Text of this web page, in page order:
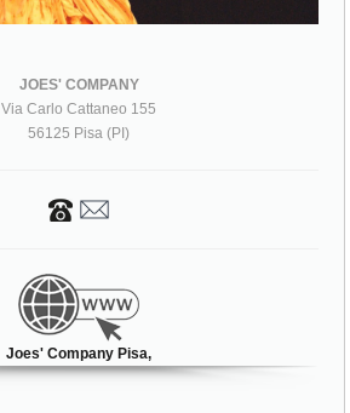
JOES' COMPANY
Via Carlo Cattaneo 155
56125 Pisa (PI)
Joes' Company Pisa,